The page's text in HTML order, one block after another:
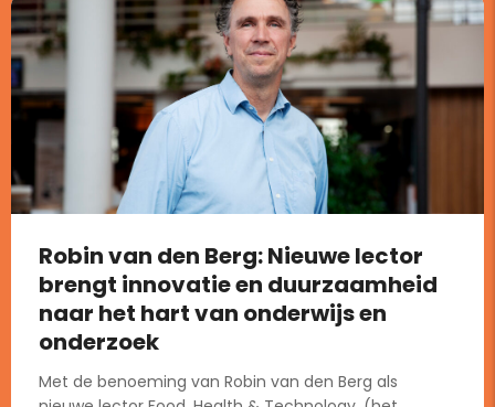
Robin van den Berg: Nieuwe lector
brengt innovatie en duurzaamheid
naar het hart van onderwijs en
onderzoek
Met de benoeming van Robin van den Berg als